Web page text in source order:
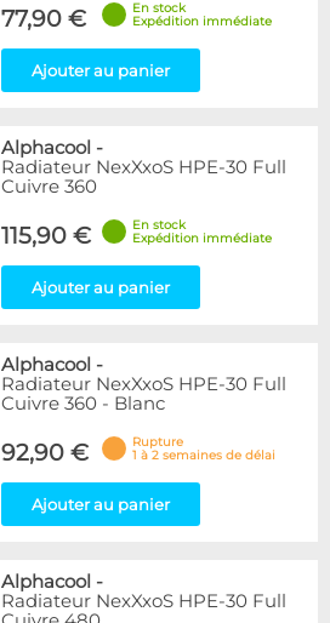
77,90 €
En stock
Expédition immédiate
Ajouter au panier
Alphacool -
Radiateur NexXxoS HPE-30 Full
Cuivre 360
115,90 €
En stock
Expédition immédiate
Ajouter au panier
Alphacool -
Radiateur NexXxoS HPE-30 Full
Cuivre 360 - Blanc
92,90 €
Rupture
1 à 2 semaines de délai
Ajouter au panier
Alphacool -
Radiateur NexXxoS HPE-30 Full